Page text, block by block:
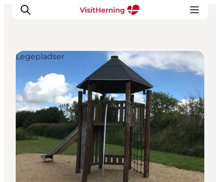
Det sker
Spis, drik og shop
Kunstlandet
Se og oplev
Find vej
Sov godt
Book overnatning
Legepladser